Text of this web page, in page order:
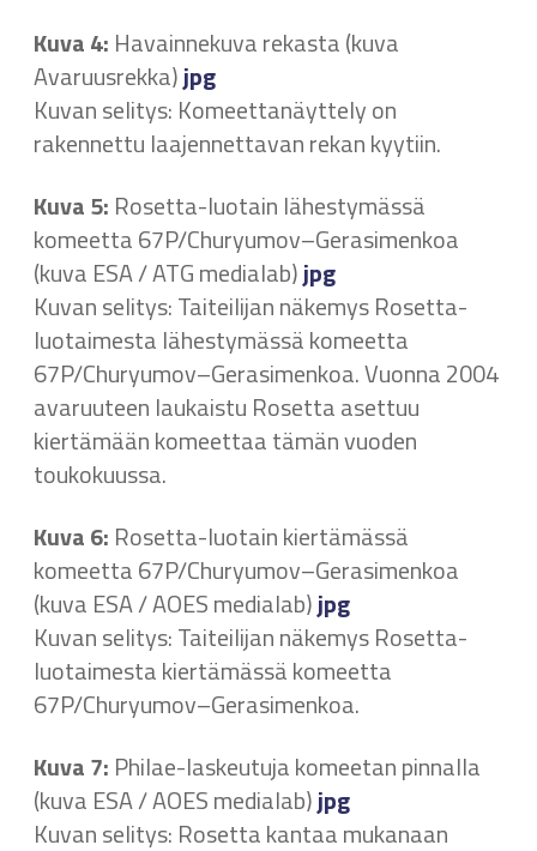
Kuva 4: Havainnekuva rekasta (kuva
Avaruusrekka)jpg
Kuvan selitys: Komeettanäyttely on
rakennettu laajennettavan rekan kyytiin.
Kuva 5: Rosetta-luotain lähestymässä
komeetta 67P/Churyumov–Gerasimenkoa
(kuva ESA / ATG medialab)jpg
Kuvan selitys: Taiteilijan näkemys Rosetta-
luotaimesta lähestymässä komeetta
67P/Churyumov–Gerasimenkoa. Vuonna 2004
avaruuteen laukaistu Rosetta asettuu
kiertämään komeettaa tämän vuoden
toukokuussa.
Kuva 6: Rosetta-luotain kiertämässä
komeetta 67P/Churyumov–Gerasimenkoa
(kuva ESA / AOES medialab)jpg
Kuvan selitys: Taiteilijan näkemys Rosetta-
luotaimesta kiertämässä komeetta
67P/Churyumov–Gerasimenkoa.
Kuva 7: Philae-laskeutuja komeetan pinnalla
(kuva ESA / AOES medialab)jpg
Kuvan selitys: Rosetta kantaa mukanaan